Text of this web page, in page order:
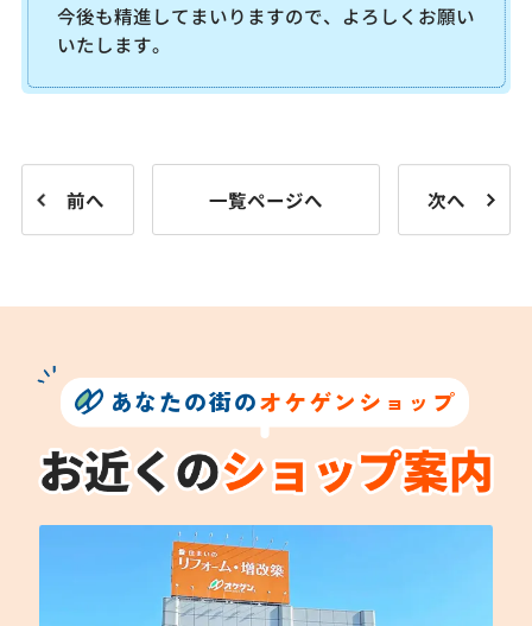
今後も精進してまいりますので、よろしくお願い
いたします。
前へ 一覧ページへ 次へ
あなたの街のオケゲンショップ